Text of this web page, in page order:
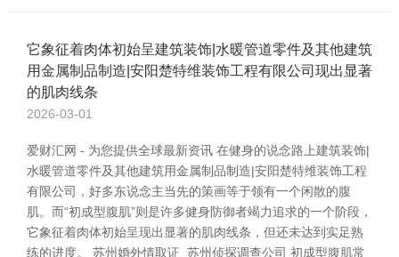
它象征着肉体初始呈建筑装饰|水暖管道零件及其他建筑
用金属制品制造|安阳楚特维装饰工程有限公司现出显著
的肌肉线条
2026-03-01
爱财汇网 - 为您提供全球最新资讯 在健身的说念路上建筑装饰|
水暖管道零件及其他建筑用金属制品制造|安阳楚特维装饰工程
有限公司，好多东说念主当先的策画等于领有一个闲散的腹
肌。而“初成型腹肌”则是许多健身防御者竭力追求的一个阶段，
它象征着肉体初始呈现出显著的肌肉线条，但还未达到实足熟
练的进度。 苏州婚外情取证_苏州侦探调查公司 初成型腹肌常